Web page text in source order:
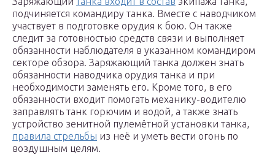
подчиняется командиру танка. Вместе с наводчиком
участвует в подготовке орудия к бою. Он также
следит за готовностью средств связи и выполняет
обязанности наблюдателя в указанном командиром
секторе обзора. Заряжающий танка должен знать
обязанности наводчика орудия танка и при
необходимости заменять его. Кроме того, в его
обязанности входит помогать механику-водителю
заправлять танк горючим и водой, а также знать
устройство зенитной пулемётной установки танка,
правила стрельбы из неё и уметь вести огонь по
воздушным целям.